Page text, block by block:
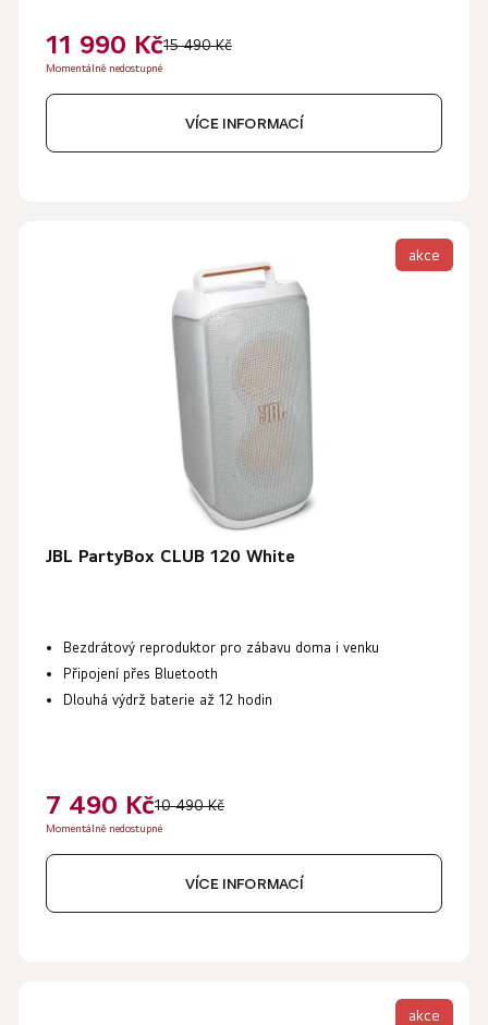
11 990 Kč15 490 Kč
Momentálně nedostupné
VÍCE INFORMACÍ
akce
JBL PartyBox CLUB 120 White
Bezdrátový reproduktor pro zábavu doma i venku
Připojení přes Bluetooth
Dlouhá výdrž baterie až 12 hodin
7 490 Kč10 490 Kč
Momentálně nedostupné
VÍCE INFORMACÍ
akce